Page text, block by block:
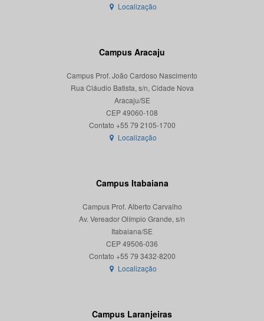
Localização
Campus Aracaju
Campus Prof. João Cardoso Nascimento
Rua Cláudio Batista, s/n, Cidade Nova
Aracaju/SE
CEP 49060-108
Localização
Campus Itabaiana
Campus Prof. Alberto Carvalho
Av. Vereador Olímpio Grande, s/n
Itabaiana/SE
CEP 49506-036
Localização
Campus Laranjeiras